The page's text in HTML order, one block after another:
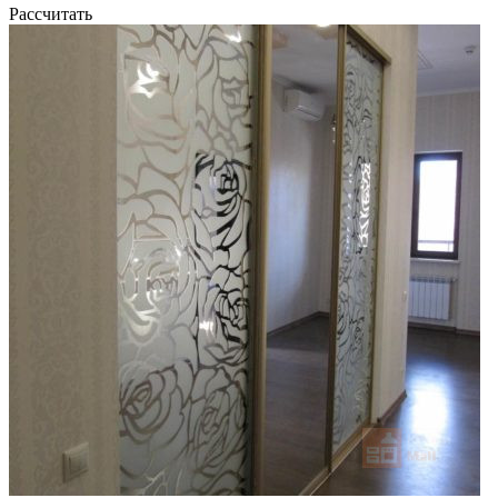
Рассчитать